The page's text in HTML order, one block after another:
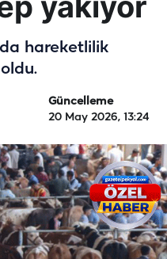
hareketlilik
Güncelleme
20 May 2026, 13:24